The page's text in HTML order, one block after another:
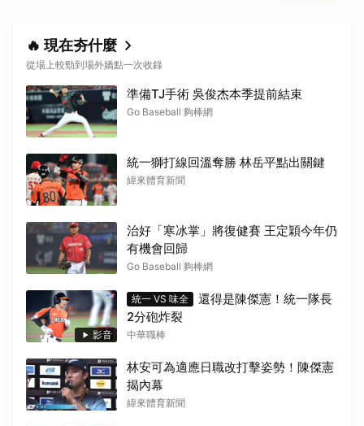
🔥 現在夯什麼
從場上較勁到場外嬌點一次收錄
準備TJ手術 吳俊杰本季提前結束
Go Baseball 夠棒網
統一獅打線回溫奪勝 林岳平點出關鍵
緯來體育新聞
治好「寒冰掌」將復健賽 王定穎今年仍
有機會回歸
Go Baseball 夠棒網
影音
統一 VS 味全
還得是陳傑憲！統一隊長
2分砲炸裂
中華職棒
林安可為適應日職改打擊姿勢！陳傑憲
揭內幕
緯來體育新聞